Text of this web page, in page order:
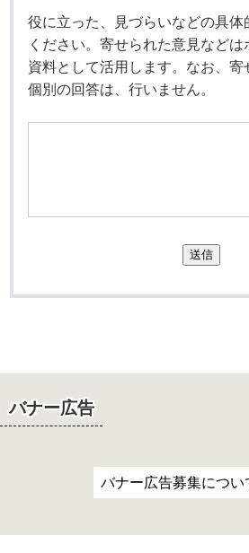
役に立った、見づらいなどの具体
ください。寄せられた意見など
資料として活用します。なお、
個別の回答は、行いません。
送信
バナー広告
バナー広告募集につい